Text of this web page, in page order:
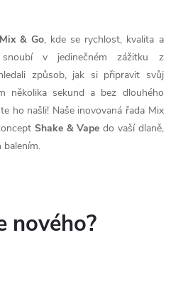
& Go, kde se rychlost, kvalita a
snoubí v jedinečném zážitku z
způsob, jak si připravit svůj
několika sekund a bez dlouhého
ho našli! Naše inovovaná řada Mix
Shake & Vape do vaší dlaně,
balením.
nového?